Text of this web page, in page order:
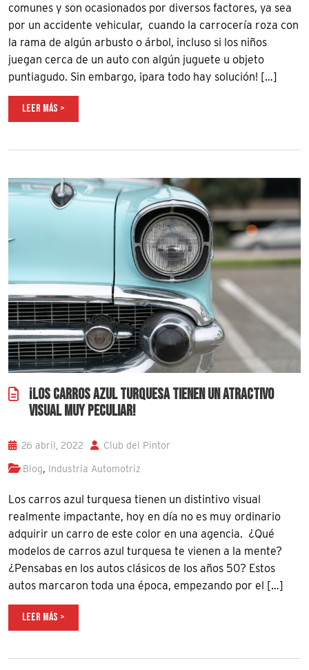
comunes y son ocasionados por diversos factores, ya sea
por un accidente vehicular, cuando la carrocería roza con
la rama de algún arbusto o árbol, incluso si los niños
juegan cerca de un auto con algún juguete u objeto
puntiagudo. Sin embargo, ¡para todo hay solución! […]
LEER MÁS >
¡LOS CARROS AZUL TURQUESA TIENEN UN ATRACTIVO
VISUAL MUY PECULIAR!
26 abril, 2022 Club del Pintor
Blog, Industria Automotriz
Los carros azul turquesa tienen un distintivo visual
realmente impactante, hoy en día no es muy ordinario
adquirir un carro de este color en una agencia. ¿Qué
modelos de carros azul turquesa te vienen a la mente?
¿Pensabas en los autos clásicos de los años 50? Estos
autos marcaron toda una época, empezando por el […]
LEER MÁS >